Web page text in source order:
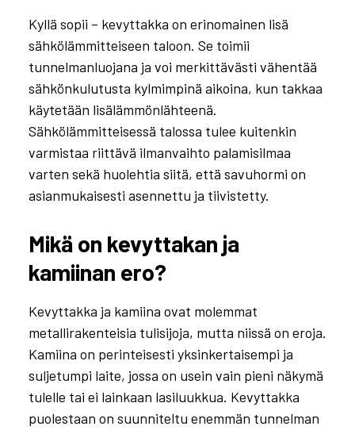
Kyllä sopii – kevyttakka on erinomainen lisä
sähkölämmitteiseen taloon. Se toimii
tunnelmanluojana ja voi merkittävästi vähentää
sähkönkulutusta kylmimpinä aikoina, kun takkaa
käytetään lisälämmönlähteenä.
Sähkölämmitteisessä talossa tulee kuitenkin
varmistaa riittävä ilmanvaihto palamisilmaa
varten sekä huolehtia siitä, että savuhormi on
asianmukaisesti asennettu ja tiivistetty.
Mikä on kevyttakan ja
kamiinan ero?
Kevyttakka ja kamiina ovat molemmat
metallirakenteisia tulisijoja, mutta niissä on eroja.
Kamiina on perinteisesti yksinkertaisempi ja
suljetumpi laite, jossa on usein vain pieni näkymä
tulelle tai ei lainkaan lasiluukkua. Kevyttakka
puolestaan on suunniteltu enemmän tunnelman